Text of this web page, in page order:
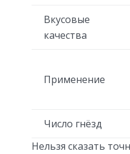
Вкусовые
качества
Применение
Число гнёзд
Нельзя сказать